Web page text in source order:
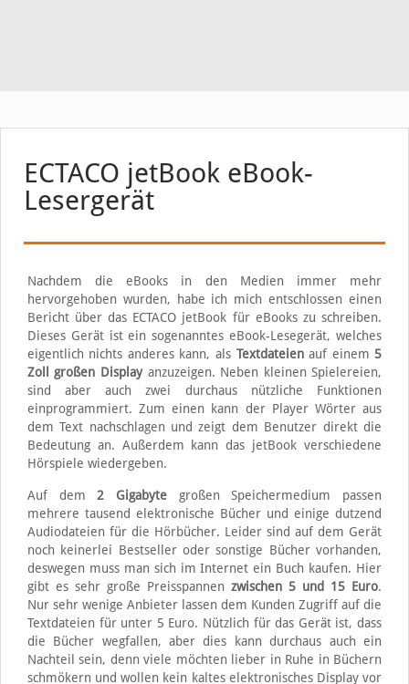
ECTACO jetBook eBook-
Lesergerät
Nachdem die eBooks in den Medien immer mehr
hervorgehoben wurden, habe ich mich entschlossen einen
Bericht über das ECTACO jetBook für eBooks zu schreiben.
Dieses Gerät ist ein sogenanntes eBook-Lesegerät, welches
eigentlich nichts anderes kann, als Textdateienauf einem 5
Zoll großen Display anzuzeigen. Neben kleinen Spielereien,
sind aber auch zwei durchaus nützliche Funktionen
einprogrammiert. Zum einen kann der Player Wörter aus
dem Text nachschlagen und zeigt dem Benutzer direkt die
Bedeutung an. Außerdem kann das jetBook verschiedene
Hörspiele wiedergeben.
Auf dem2 Gigabyte großen Speichermedium passen
mehrere tausend elektronische Bücher und einige dutzend
Audiodateien für die Hörbücher. Leider sind auf dem Gerät
noch keinerlei Bestseller oder sonstige Bücher vorhanden,
deswegen muss man sich im Internet ein Buch kaufen. Hier
gibt es sehr große Preisspannen zwischen 5 und 15 Euro.
Nur sehr wenige Anbieter lassen dem Kunden Zugriff auf die
Textdateien für unter 5 Euro. Nützlich für das Gerät ist, dass
die Bücher wegfallen, aber dies kann durchaus auch ein
Nachteil sein, denn viele möchten lieber in Ruhe in Büchern
schmökern und wollen kein kaltes elektronisches Display vor